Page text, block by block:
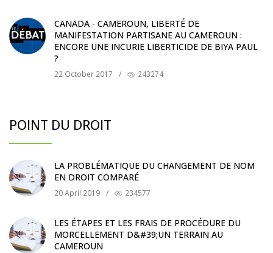
CANADA - CAMEROUN, LIBERTÉ DE
MANIFESTATION PARTISANE AU CAMEROUN :
ENCORE UNE INCURIE LIBERTICIDE DE BIYA PAUL
?
22 October 2017 / 243274
POINT DU DROIT
LA PROBLÉMATIQUE DU CHANGEMENT DE NOM
EN DROIT COMPARÉ
20 April 2019 / 234577
LES ÉTAPES ET LES FRAIS DE PROCÉDURE DU
MORCELLEMENT D&#39;UN TERRAIN AU
CAMEROUN